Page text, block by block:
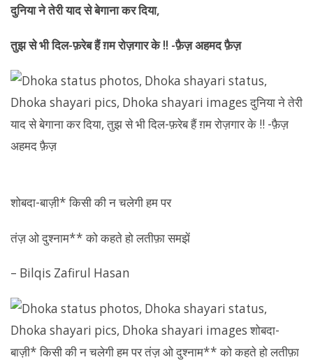
दुनिया ने तेरी याद से बेगाना कर दिया,
तुझ से भी दिल-फ़रेब हैं ग़म रोज़गार के !! -फ़ैज़ अहमद फ़ैज़
शोबदा-बाज़ी* किसी की न चलेगी हम पर
तंज़ ओ दुश्नाम** को कहते हो लतीफ़ा समझें
– Bilqis Zafirul Hasan